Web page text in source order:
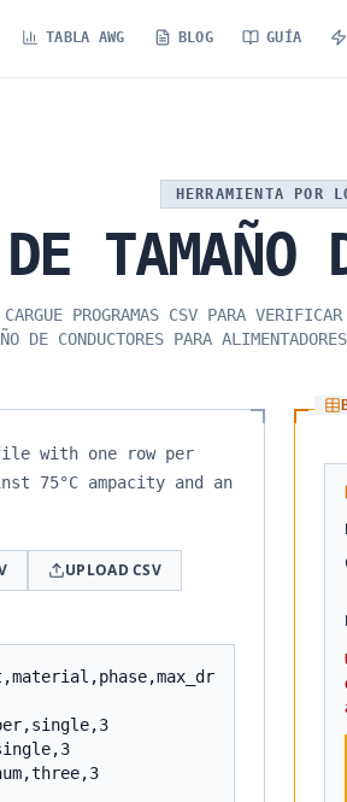
TABLA AWG BLOG GUÍA
HERRAMIENTA POR
DE TAMAÑO
PROGRAMAS CSV PARA
DE CONDUCTORES PARA
with one row per
75°C ampacity and an
UPLOAD CSV